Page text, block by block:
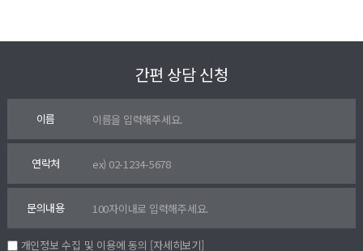
간편 상담 신청
이름
연락처
문의내용
개인정보 수집 및 이용에 동의 [자세히보기]